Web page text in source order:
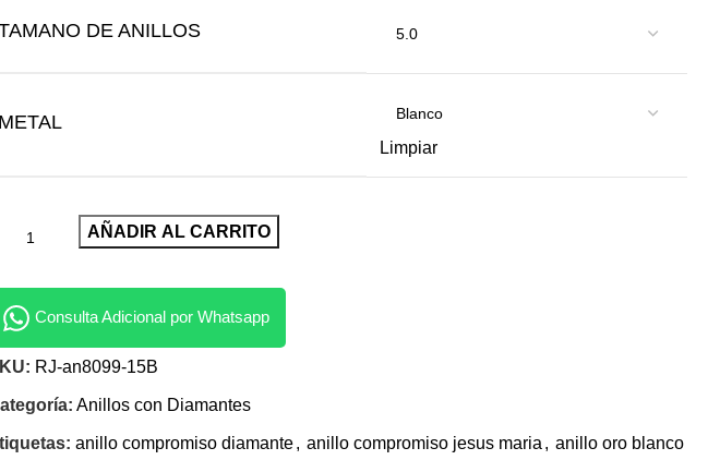
DE ANILLOS
METAL
Limpiar
AÑADIR AL CARRITO
Consulta Adicional por Whatsapp
RJ-an8099-15B
Anillos con Diamantes
anillo compromiso diamante, anillo compromiso jesus maria , anillo oro blanco